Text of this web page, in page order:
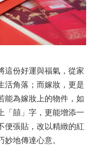
這份好運與福氣，從家
活角落；而嫁妝，更是
能為嫁妝上的物件，如
「囍」字，更能增添一
便張貼，改以精緻的紅
地傳達心意。